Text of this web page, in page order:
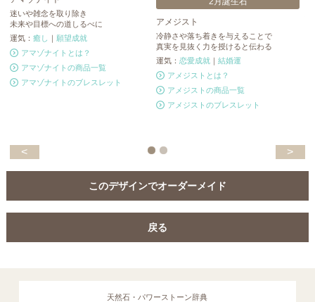
迷いや雑念を取り除き
未来や目標への道しるべに
運気： 癒し ｜ 願望成就
アマゾナイトとは？
アマゾナイトの商品一覧
アマゾナイトのブレスレット
アメジスト
冷静さや落ち着きを与えることで
真実を見抜く力を授けると伝わる
運気：恋愛成就 ｜結婚運
アメジストとは？
アメジストの商品一覧
アメジストのブレスレット
< >
このデザインでオーダーメイド
戻る
天然石・パワーストーン辞典